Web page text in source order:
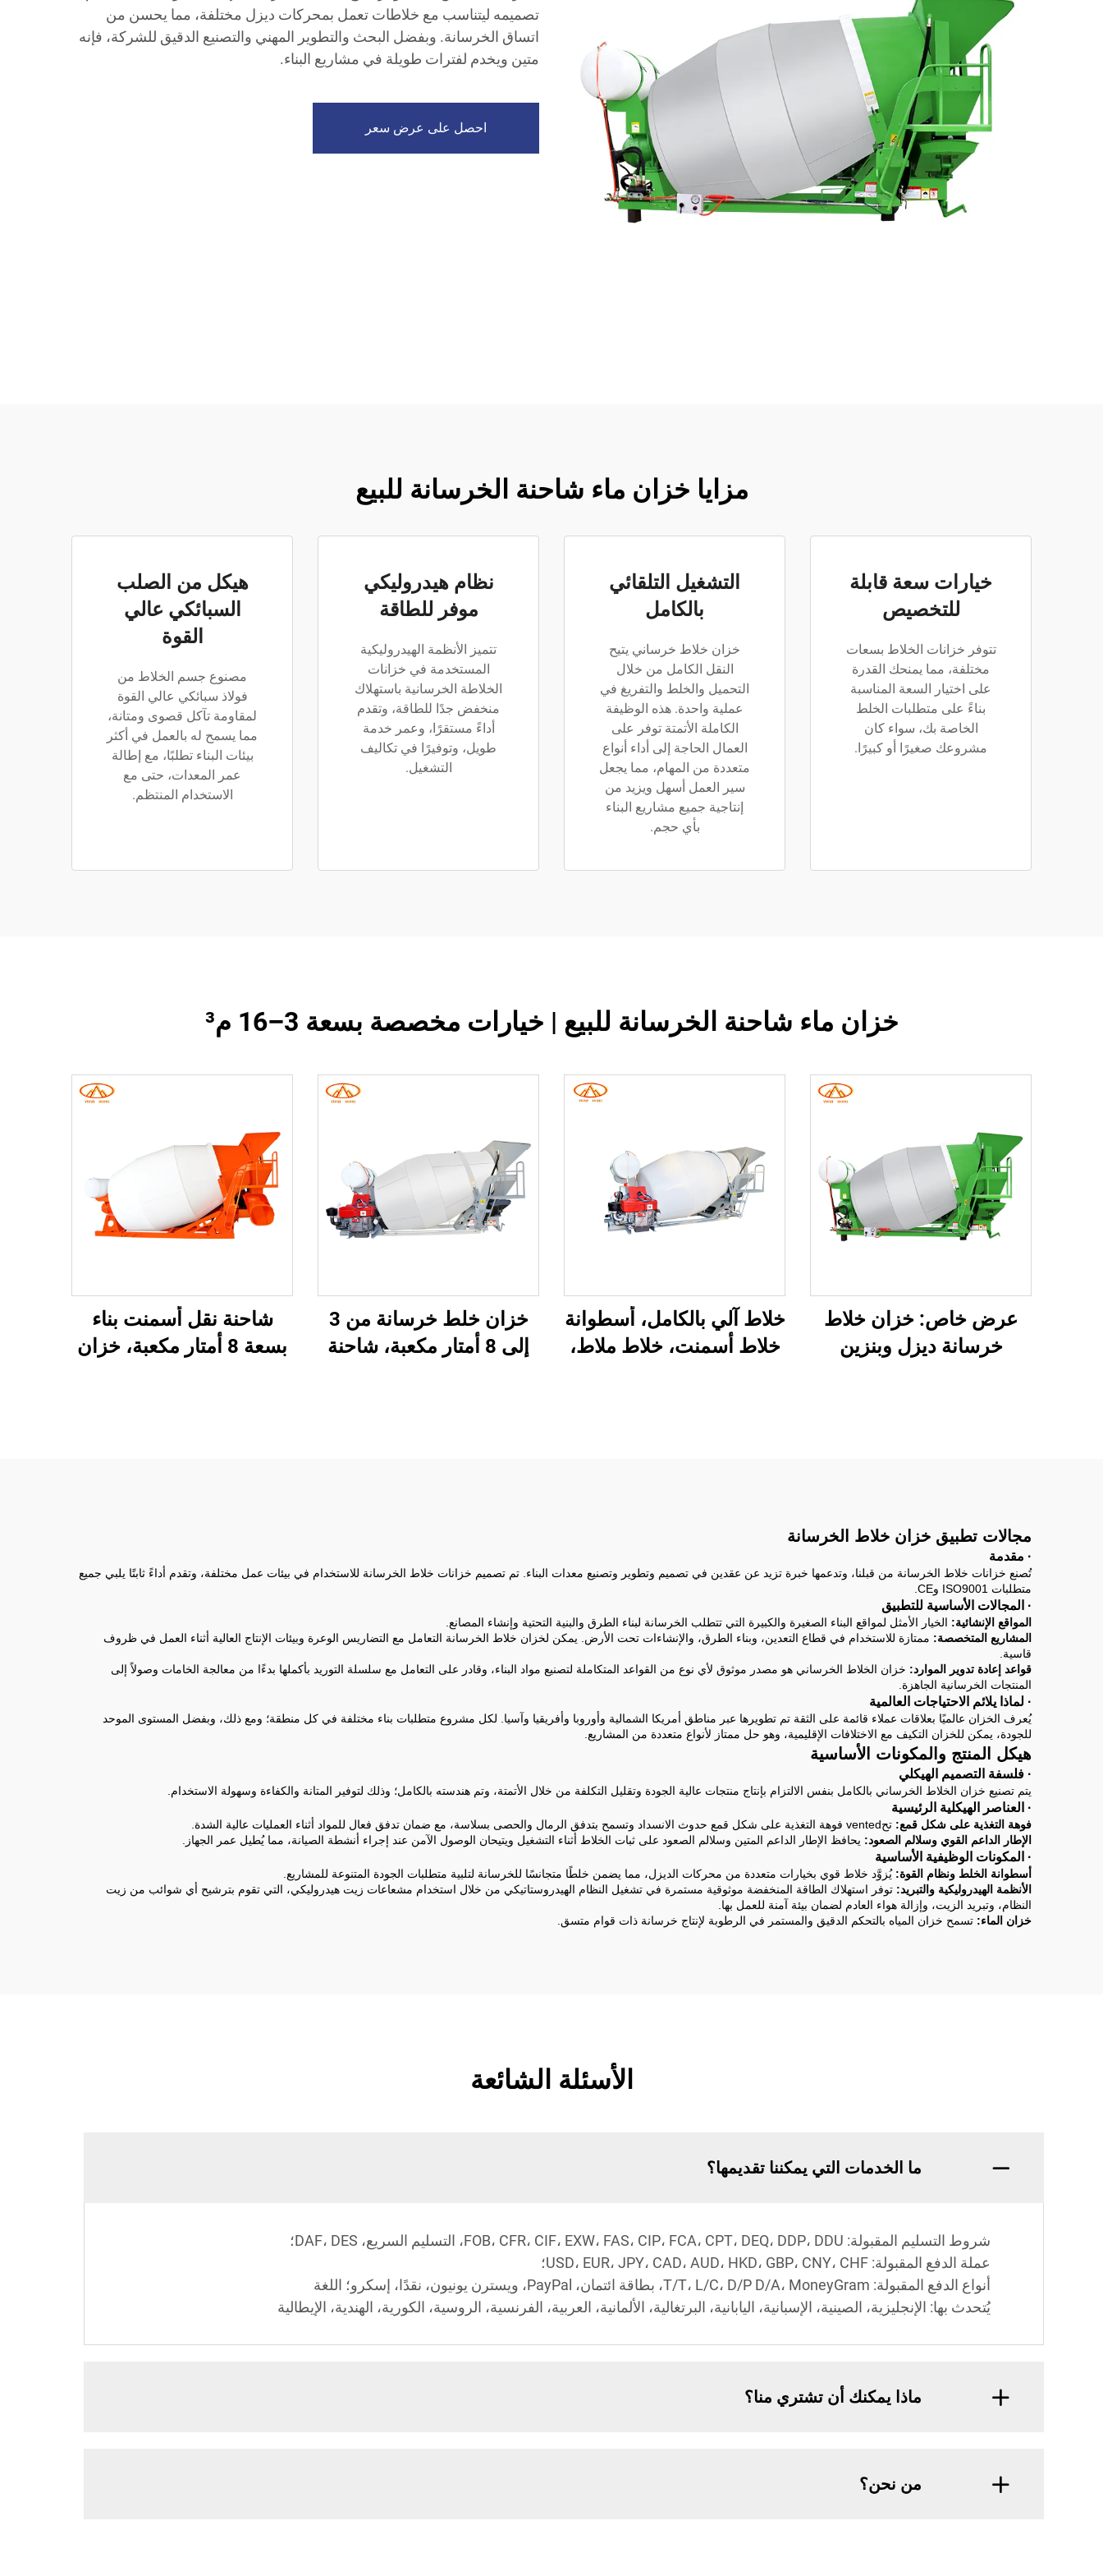
تصميمه ليتناسب مع خلاطات تعمل بمحركات ديزل مختلفة، مما يحسن من
اتساق الخرسانة. وبفضل البحث والتطوير المهني والتصنيع الدقيق للشركة، فإنه
متين ويخدم لفترات طويلة في مشاريع البناء.
احصل على عرض سعر
مزايا خزان ماء شاحنة الخرسانة للبيع
خيارات سعة قابلة
للتخصيص
تتوفر خزانات الخلاط بسعات
مختلفة، مما يمنحك القدرة
على اختيار السعة المناسبة
بناءً على متطلبات الخلط
الخاصة بك، سواء كان
مشروعك صغيرًا أو كبيرًا.
التشغيل التلقائي
بالكامل
خزان خلاط خرساني يتيح
النقل الكامل من خلال
التحميل والخلط والتفريغ في
عملية واحدة. هذه الوظيفة
الكاملة الأتمتة توفر على
العمال الحاجة إلى أداء أنواع
متعددة من المهام، مما يجعل
سير العمل أسهل ويزيد من
إنتاجية جميع مشاريع البناء
بأي حجم.
نظام هيدروليكي
موفر للطاقة
تتميز الأنظمة الهيدروليكية
المستخدمة في خزانات
الخلاطة الخرسانية باستهلاك
منخفض جدًا للطاقة، وتقدم
أداءً مستقرًا، وعمر خدمة
طويل، وتوفيرًا في تكاليف
التشغيل.
هيكل من الصلب
السبائكي عالي
القوة
مصنوع جسم الخلاط من
فولاذ سبائكي عالي القوة
لمقاومة تآكل قصوى ومتانة،
مما يسمح له بالعمل في أكثر
بيئات البناء تطلبًا، مع إطالة
عمر المعدات، حتى مع
الاستخدام المنتظم.
خزان ماء شاحنة الخرسانة للبيع | خيارات مخصصة بسعة 3–16 م³
عرض خاص: خزان خلاط
خرسانة ديزل وبنزين
خلاط آلي بالكامل، أسطوانة
خلاط أسمنت، خلاط ملاط،
خزان خلط خرسانة من 3
إلى 8 أمتار مكعبة، شاحنة
شاحنة نقل أسمنت بناء
بسعة 8 أمتار مكعبة، خزان
مجالات تطبيق خزان خلاط الخرسانة
· مقدمة
تُصنع خزانات خلاط الخرسانة من قبلنا، وتدعمها خبرة تزيد عن عقدين في تصميم وتطوير وتصنيع معدات البناء. تم تصميم خزانات خلاط الخرسانة للاستخدام في بيئات عمل مختلفة، وتقدم أداءً ثابتًا يلبي جميع
متطلبات ISO9001 وCE.
· المجالات الأساسية للتطبيق
المواقع الإنشائية: الخيار الأمثل لمواقع البناء الصغيرة والكبيرة التي تتطلب الخرسانة لبناء الطرق والبنية التحتية وإنشاء المصانع.
المشاريع المتخصصة: ممتازة للاستخدام في قطاع التعدين، وبناء الطرق، والإنشاءات تحت الأرض. يمكن لخزان خلاط الخرسانة التعامل مع التضاريس الوعرة وبيئات الإنتاج العالية أثناء العمل في ظروف
قاسية.
قواعد إعادة تدوير الموارد: خزان الخلاط الخرساني هو مصدر موثوق لأي نوع من القواعد المتكاملة لتصنيع مواد البناء، وقادر على التعامل مع سلسلة التوريد بأكملها بدءًا من معالجة الخامات وصولاً إلى
المنتجات الخرسانية الجاهزة.
· لماذا يلائم الاحتياجات العالمية
يُعرف الخزان عالميًا بعلاقات عملاء قائمة على الثقة تم تطويرها عبر مناطق أمريكا الشمالية وأوروبا وأفريقيا وآسيا. لكل مشروع متطلبات بناء مختلفة في كل منطقة؛ ومع ذلك، وبفضل المستوى الموحد
للجودة، يمكن للخزان التكيف مع الاختلافات الإقليمية، وهو حل ممتاز لأنواع متعددة من المشاريع.
هيكل المنتج والمكونات الأساسية
· فلسفة التصميم الهيكلي
يتم تصنيع خزان الخلاط الخرساني بالكامل بنفس الالتزام بإنتاج منتجات عالية الجودة وتقليل التكلفة من خلال الأتمتة، وتم هندسته بالكامل؛ وذلك لتوفير المتانة والكفاءة وسهولة الاستخدام.
· العناصر الهيكلية الرئيسية
فوهة التغذية على شكل قمع: تحvented فوهة التغذية على شكل قمع حدوث الانسداد وتسمح بتدفق الرمال والحصى بسلاسة، مع ضمان تدفق فعال للمواد أثناء العمليات عالية الشدة.
الإطار الداعم القوي وسلالم الصعود: يحافظ الإطار الداعم المتين وسلالم الصعود على ثبات الخلاط أثناء التشغيل ويتيحان الوصول الآمن عند إجراء أنشطة الصيانة، مما يُطيل عمر الجهاز.
· المكونات الوظيفية الأساسية
أسطوانة الخلط ونظام القوة:يُزوَّد خلاط قوي بخيارات متعددة من محركات الديزل، مما يضمن خلطًا متجانسًا للخرسانة لتلبية متطلبات الجودة المتنوعة للمشاريع.
الأنظمة الهيدروليكية والتبريد: توفر استهلاك الطاقة المنخفضة موثوقية مستمرة في تشغيل النظام الهيدروستاتيكي من خلال استخدام مشعاعات زيت هيدروليكي، التي تقوم بترشيح أي شوائب من زيت
النظام، وتبريد الزيت، وإزالة هواء العادم لضمان بيئة آمنة للعمل بها.
خزان الماء: تسمح خزان المياه بالتحكم الدقيق والمستمر في الرطوبة لإنتاج خرسانة ذات قوام متسق.
الأسئلة الشائعة
ما الخدمات التي يمكننا تقديمها؟
شروط التسليم المقبولة: FOB، CFR، CIF، EXW، FAS، CIP، FCA، CPT، DEQ، DDP، DDU، التسليم السريع، DAF، DES؛
عملة الدفع المقبولة: USD، EUR، JPY، CAD، AUD، HKD، GBP، CNY، CHF؛
أنواع الدفع المقبولة: T/T، L/C، D/P D/A، MoneyGram، بطاقة ائتمان، PayPal، ويسترن يونيون، نقدًا، إسكرو؛ اللغة
يُتحدث بها: الإنجليزية، الصينية، الإسبانية، اليابانية، البرتغالية، الألمانية، العربية، الفرنسية، الروسية، الكورية، الهندية، الإيطالية
ماذا يمكنك أن تشتري منا؟
من نحن؟